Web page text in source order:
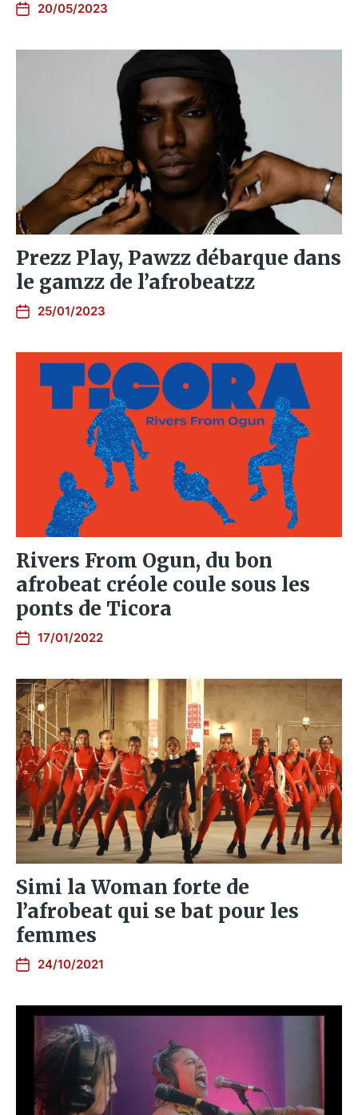
20/05/2023
Prezz Play, Pawzz débarque dans
le gamzz de l’afrobeatzz
25/01/2023
Rivers From Ogun, du bon
afrobeat créole coule sous les
ponts de Ticora
17/01/2022
Simi la Woman forte de
l’afrobeat qui se bat pour les
femmes
24/10/2021